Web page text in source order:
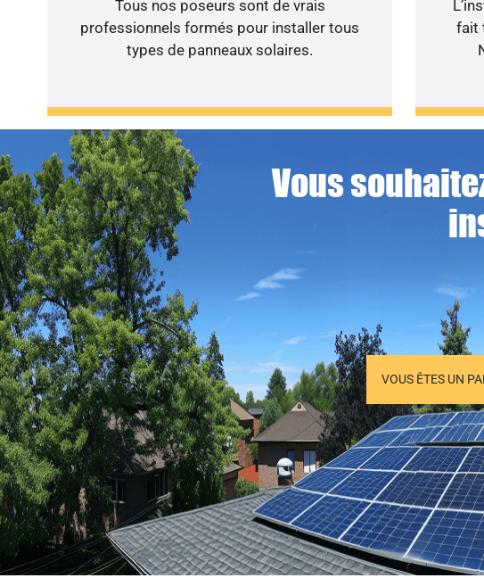
Tous nos poseurs sont de vrais
professionnels formés pour installer tous
types de panneaux solaires.
fait
Vous
VOUS ÊTES UN